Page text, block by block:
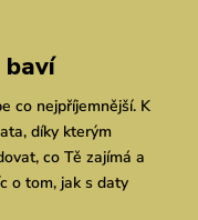
baví
co nejpříjemnější. K
díky kterým
co Tě zajímá a
o tom, jak s daty